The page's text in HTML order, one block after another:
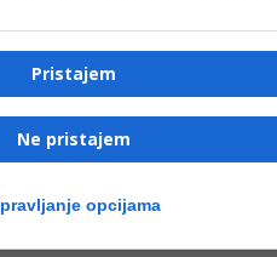
Netanyahua
najmoćniju
Pristajem
Ne pristajem
opcijama